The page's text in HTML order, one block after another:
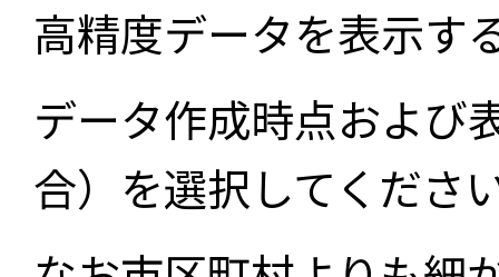
高精度データを表示す
データ作成時点および
合）を選択してくださ